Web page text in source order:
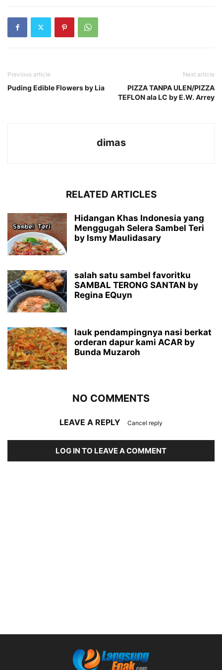
Previous article
Puding Edible Flowers by Lia
Next article
PIZZA TANPA ULEN/PIZZA
TEFLON ala LC by E.W. Arrey
dimas
RELATED ARTICLES
Hidangan Khas Indonesia yang
Menggugah Selera Sambel Teri
by Ismy Maulidasary
salah satu sambel favoritku
SAMBAL TERONG SANTAN by
Regina EQuyn
lauk pendampingnya nasi berkat
orderan dapur kami ACAR by
Bunda Muzaroh
NO COMMENTS
LEAVE A REPLY Cancel reply
LOG IN TO LEAVE A COMMENT